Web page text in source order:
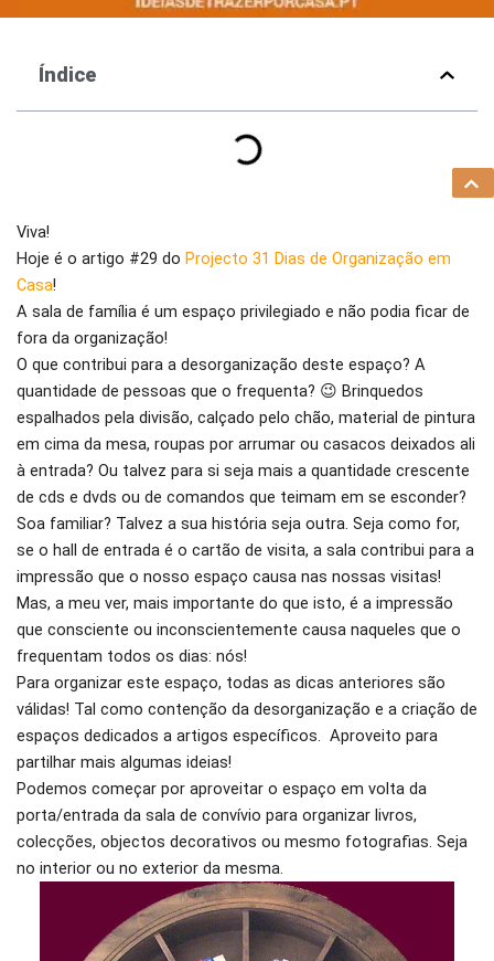
Índice
Viva!
Hoje é o artigo #29 do Projecto 31 Dias de Organização em
Casa!
A sala de família é um espaço privilegiado e não podia ficar de
fora da organização!
O que contribui para a desorganização deste espaço? A
quantidade de pessoas que o frequenta? 😉 Brinquedos
espalhados pela divisão, calçado pelo chão, material de pintura
em cima da mesa, roupas por arrumar ou casacos deixados ali
à entrada? Ou talvez para si seja mais a quantidade crescente
de cds e dvds ou de comandos que teimam em se esconder?
Soa familiar? Talvez a sua história seja outra. Seja como for,
se o hall de entrada é o cartão de visita, a sala contribui para a
impressão que o nosso espaço causa nas nossas visitas!
Mas, a meu ver, mais importante do que isto, é a impressão
que consciente ou inconscientemente causa naqueles que o
frequentam todos os dias: nós!
Para organizar este espaço, todas as dicas anteriores são
válidas! Tal como contenção da desorganização e a criação de
espaços dedicados a artigos específicos. Aproveito para
partilhar mais algumas ideias!
Podemos começar por aproveitar o espaço em volta da
porta/entrada da sala de convívio para organizar livros,
colecções, objectos decorativos ou mesmo fotografias. Seja
no interior ou no exterior da mesma.